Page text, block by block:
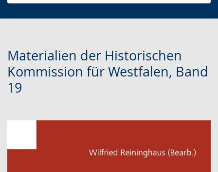
Materialien der Historischen
Kommission für Westfalen, Band
19